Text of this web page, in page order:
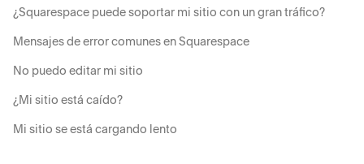
¿Squarespace puede soportar mi sitio con un gran tráfico?
Mensajes de error comunes en Squarespace
No puedo editar mi sitio
¿Mi sitio está caído?
Mi sitio se está cargando lento